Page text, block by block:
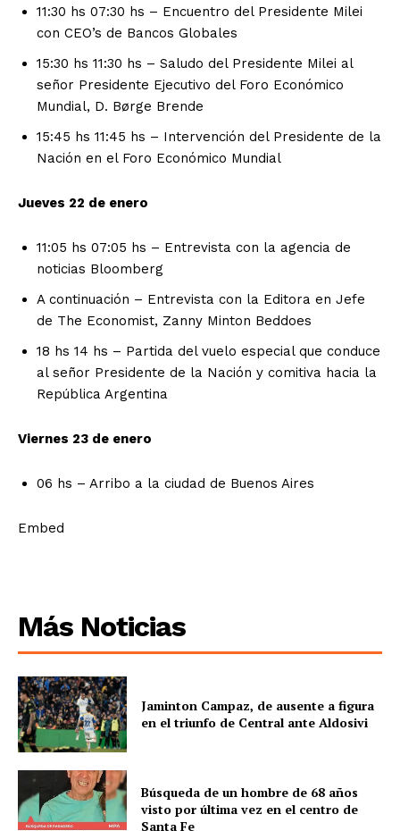
11:30 hs 07:30 hs – Encuentro del Presidente Milei
con CEO’s de Bancos Globales
15:30 hs 11:30 hs – Saludo del Presidente Milei al
señor Presidente Ejecutivo del Foro Económico
Mundial, D. Børge Brende
15:45 hs 11:45 hs – Intervención del Presidente de la
Nación en el Foro Económico Mundial
Jueves 22 de enero
11:05 hs 07:05 hs – Entrevista con la agencia de
noticias Bloomberg
A continuación – Entrevista con la Editora en Jefe
de The Economist, Zanny Minton Beddoes
18 hs 14 hs – Partida del vuelo especial que conduce
al señor Presidente de la Nación y comitiva hacia la
República Argentina
Viernes 23 de enero
06 hs – Arribo a la ciudad de Buenos Aires
Embed
Más Noticias
Jaminton Campaz, de ausente a figura
en el triunfo de Central ante Aldosivi
Búsqueda de un hombre de 68 años
visto por última vez en el centro de
Santa Fe